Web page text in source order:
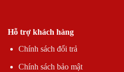
Hỗ trợ khách hàng
Chính sách đổi trả
Chính sách bảo mật